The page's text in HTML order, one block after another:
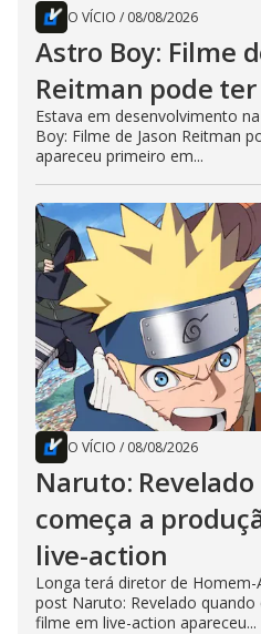
O VÍCIO / 08/08/2026
Astro Boy: Filme
Reitman pode
Estava em desenvolvimento
Boy: Filme de Jason Reitman
apareceu primeiro em...
O VÍCIO / 08/08/2026
Naruto:
começa a
live-action
Longa terá diretor de
post Naruto: Revelado
filme em live-action apareceu...